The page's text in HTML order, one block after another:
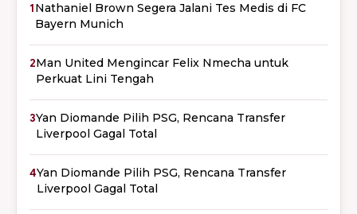
1Nathaniel Brown Segera Jalani Tes Medis di FC
Bayern Munich
2Man United Mengincar Felix Nmecha untuk
Perkuat Lini Tengah
3Yan Diomande Pilih PSG, Rencana Transfer
Liverpool Gagal Total
4Yan Diomande Pilih PSG, Rencana Transfer
Liverpool Gagal Total